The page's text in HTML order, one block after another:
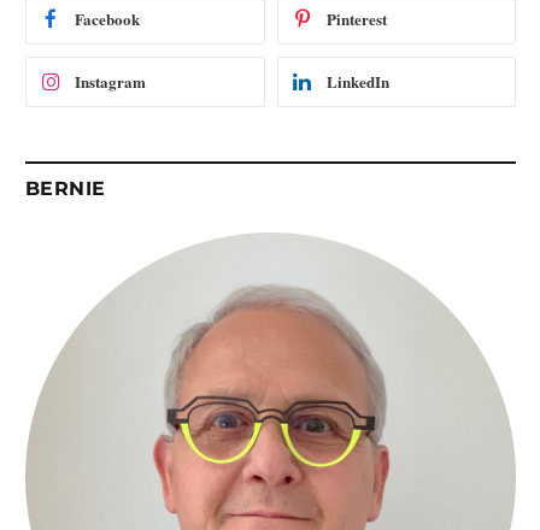
Facebook Pinterest
Instagram LinkedIn
BERNIE